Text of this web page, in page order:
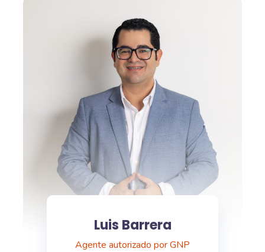
Luis Barrera
Agente autorizado por GNP